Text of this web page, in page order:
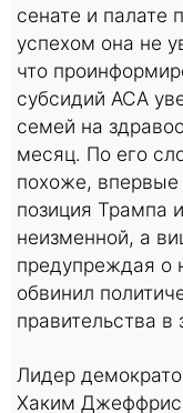
сенате и палате
успехом она не
что
субсидий ACA
семей на
месяц. По его
похоже,
позиция Трампа
неизменной, а
предупреждая о
обвинил
правительства в
Лидер
Хаким Джеффрис